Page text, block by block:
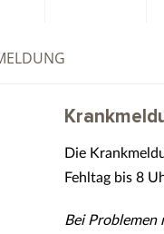
Die
Fehltag bis 8
Bei Problemen